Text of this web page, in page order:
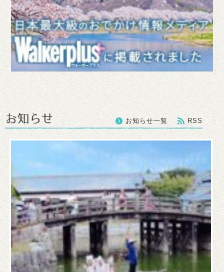
RSS
お知らせ一覧